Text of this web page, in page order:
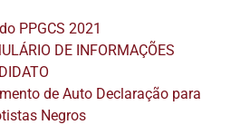
PPGCS 2021
DE INFORMAÇÕES
de Auto Declaração para
Negros